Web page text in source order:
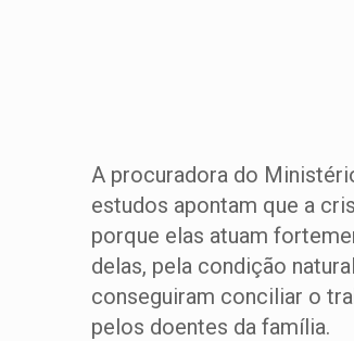
A procuradora do
estudos apontam que a
porque elas atuam
delas, pela condição
conseguiram conciliar o
pelos doentes da família.